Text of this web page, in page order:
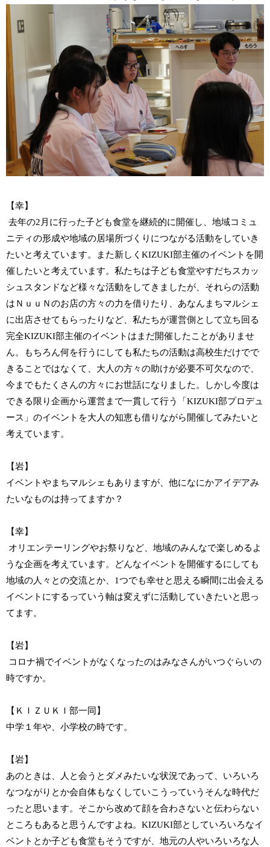
【幸】
去年の2月に行った子ども食堂を継続的に開催し、地域コミュ
ニティの形成や地域の居場所づくりにつながる活動をしていき
たいと考えています。また新しくKIZUKI部主催のイベントを開
催したいと考えています。私たちは子ども食堂やすだちスカッ
シュスタンドなど様々な活動をしてきましたが、それらの活動
はＮｕｕＮのお店の方々の力を借りたり、あなんまちマルシェ
に出店させてもらったりなど、私たちが運営側として立ち回る
完全KIZUKI部主催のイベントはまだ開催したことがありませ
ん。もちろん何を行うにしても私たちの活動は高校生だけでで
きることではなくて、大人の方々の助けが必要不可欠なので、
今までもたくさんの方々にお世話になりました。しかし今度は
できる限り企画から運営まで一貫して行う「KIZUKI部プロデュ
ース」のイベントを大人の知恵も借りながら開催してみたいと
考えています。
【岩】
イベントやまちマルシェもありますが、他になにかアイデアみ
たいなものは持ってますか？
【幸】
オリエンテーリングやお祭りなど、地域のみんなで楽しめるよ
うな企画を考えています。どんなイベントを開催するにしても
地域の人々との交流とか、1つでも幸せと思える瞬間に出会える
イベントにするっていう軸は変えずに活動していきたいと思っ
てます。
【岩】
コロナ禍でイベントがなくなったのはみなさんがいつぐらいの
時ですか。
【ＫＩＺＵＫＩ部一同】
中学１年や、小学校の時です。
【岩】
あのときは、人と会うとダメみたいな状況であって、いろいろ
なつながりとか会自体もなくしていこうっていうそんな時代だ
ったと思います。そこから改めて顔を合わさないと伝わらない
ところもあると思うんですよね。KIZUKI部としていろいろなイ
ベントとか子ども食堂もそうですが、地元の人やいろいろな人